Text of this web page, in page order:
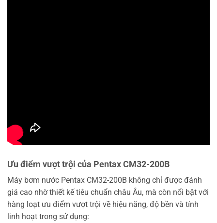
Ưu điểm vượt trội của Pentax CM32-200B
Máy bơm nước Pentax CM32-200B không chỉ được đánh
giá cao nhờ thiết kế tiêu chuẩn châu Âu, mà còn nổi bật với
hàng loạt ưu điểm vượt trội về hiệu năng, độ bền và tính
linh hoạt trong sử dụng: